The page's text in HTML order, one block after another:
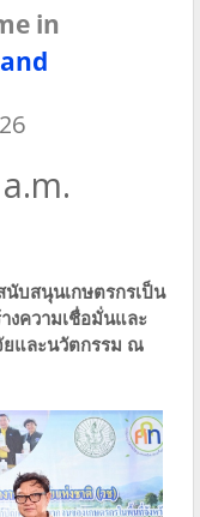
in
บสนุนเกษตรกรเป็น
ความเชื่อมั่นและ
ยและนวัตกรรม ณ